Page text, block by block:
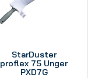
StarDuster
proflex 75 Unger
PXD7G